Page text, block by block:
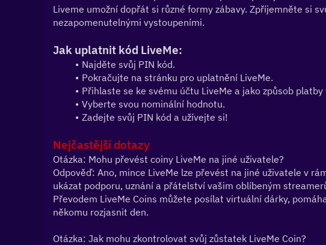
Liveme umožní dopřát si různé formy zábavy. Zpříjemněte si
nezapomenutelnými vystoupeními.
Jak uplatnit kód LiveMe:
Najděte svůj PIN kód.
Pokračujte na stránku pro uplatnění LiveMe.
Přihlaste se ke svému účtu LiveMe a jako způsob
Vyberte svou nominální hodnotu.
Zadejte svůj PIN kód a užívejte si!
Nejčastější dotazy
Otázka: Mohu převést coiny LiveMe na jiné uživatele?
Odpověď: Ano, mince LiveMe lze převést na jiné uživatele v
ukázat podporu, uznání a přátelství vašim oblíbeným
Převodem LiveMe Coins můžete posílat virtuální dárky,
někomu rozjasnit den.
Otázka: Jak mohu zkontrolovat svůj zůstatek LiveMe Coin?